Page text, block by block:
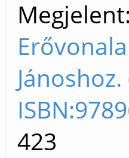
Megjelent:
423